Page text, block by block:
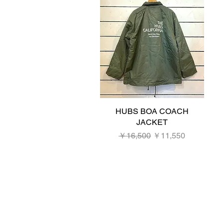
クイックビュー
HUBS BOA COACH
JACKET
通常価格
￥16,500 セール価格
￥11,550